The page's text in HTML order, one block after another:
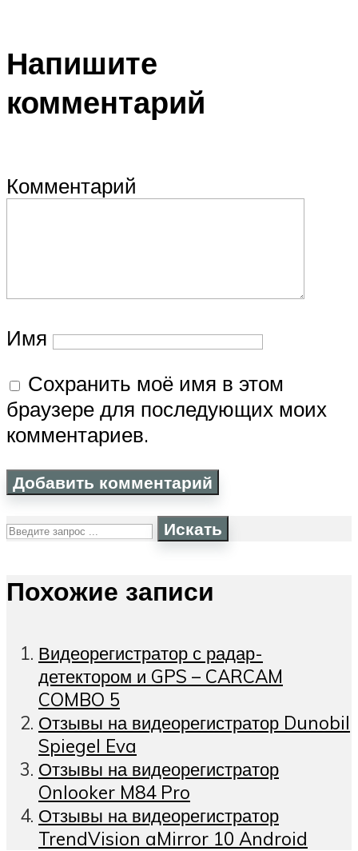
Напишите
комментарий
Комментарий
Имя
Сохранить моё имя в этом
браузере для последующих моих
комментариев.
Искать
Похожие записи
Видеорегистратор с радар-
детектором и GPS – CARCAM
COMBO 5
Отзывы на видеорегистратор Dunobil
Spiegel Eva
Отзывы на видеорегистратор
Onlooker M84 Pro
Отзывы на видеорегистратор
TrendVision aMirror 10 Android